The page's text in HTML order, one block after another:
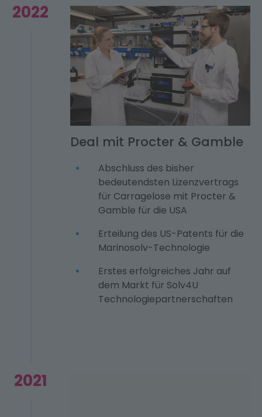
2022
Deal mit Procter & Gamble
Abschluss des bisher
bedeutendsten Lizenzvertrags
für Carragelose mit Procter &
Gamble für die USA
Erteilung des US-Patents für die
Marinosolv-Technologie
Erstes erfolgreiches Jahr auf
dem Markt für Solv4U
Technologiepartnerschaften
2021